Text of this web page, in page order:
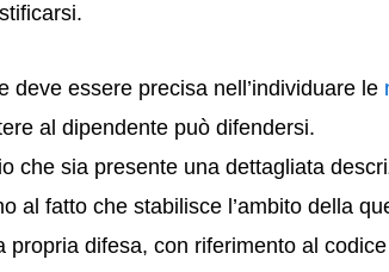
deve essere precisa nell’individuare le
al dipendente può difendersi.
che sia presente una dettagliata
al fatto che stabilisce l’ambito della
propria difesa, con riferimento al